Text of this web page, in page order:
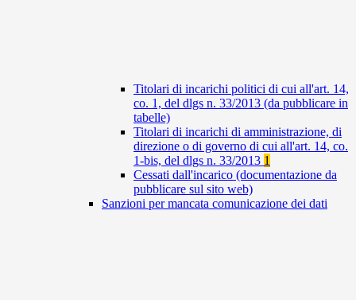
Titolari di incarichi politici di cui all'art. 14,
co. 1, del dlgs n. 33/2013 (da pubblicare in
tabelle)
Titolari di incarichi di amministrazione, di
direzione o di governo di cui all'art. 14, co.
1-bis, del dlgs n. 33/2013 1
Cessati dall'incarico (documentazione da
pubblicare sul sito web)
Sanzioni per mancata comunicazione dei dati